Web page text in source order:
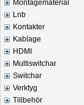
Montagematerial
Lnb
Kontakter
Kablage
HDMI
Multiswitchar
Switchar
Verktyg
Tillbehör